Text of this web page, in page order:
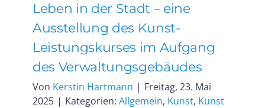
Leben in der Stadt – eine
Ausstellung des Kunst-
Leistungskurses im Aufgang
des Verwaltungsgebäudes
Von Kerstin Hartmann | Freitag, 23. Mai
2025 | Kategorien: Allgemein, Kunst, Kunst